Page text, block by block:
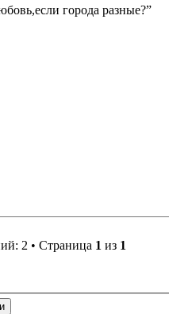
города разные?”
2 • Страница 1 из 1